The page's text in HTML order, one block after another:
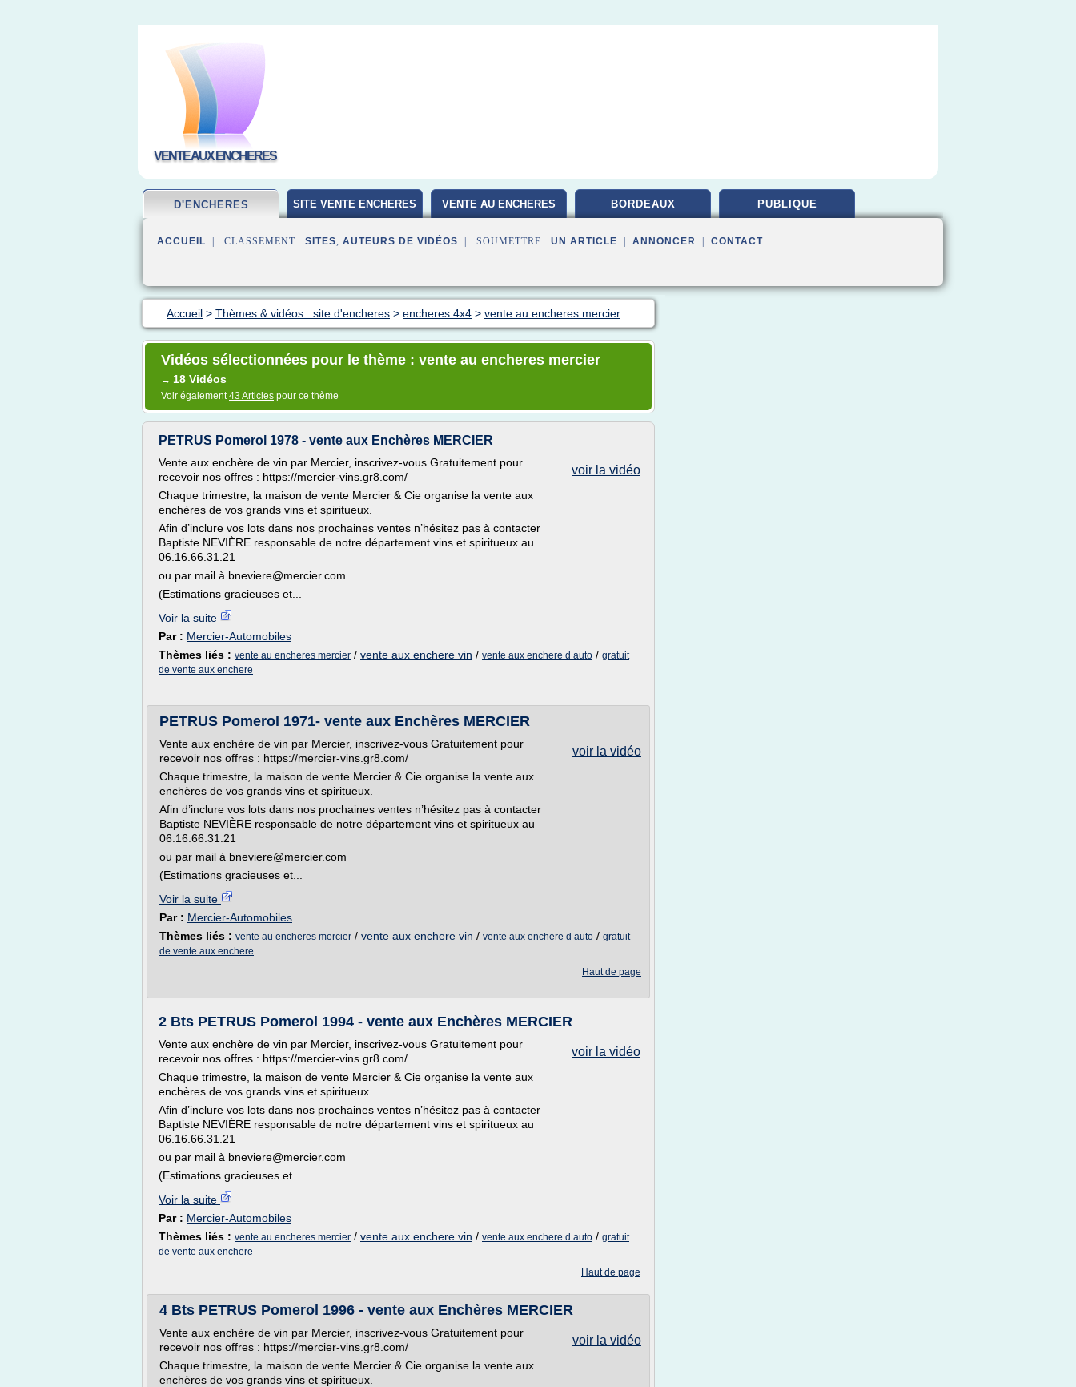
VENTE AUX ENCHERES
D'ENCHERES SITE VENTE ENCHERES VENTE AU ENCHERES BORDEAUX PUBLIQUE
ACCUEIL | CLASSEMENT : SITES, AUTEURS DE VIDÉOS | SOUMETTRE : UN ARTICLE ANNONCER CONTACT
Accueil > Thèmes & vidéos : site d'encheres > encheres 4x4 > vente au encheres mercier
Vidéos sélectionnées pour le thème : vente au encheres mercier
→ 18 Vidéos
Voir également43 Articles pour ce thème
PETRUS Pomerol 1978 - vente aux Enchères MERCIER
voir la vidéo
Vente aux enchère de vin par Mercier, inscrivez-vous Gratuitement pour
recevoir nos offres : https://mercier-vins.gr8.com/
Chaque trimestre, la maison de vente Mercier & Cie organise la vente aux
enchères de vos grands vins et spiritueux.
Afin d’inclure vos lots dans nos prochaines ventes n’hésitez pas à contacter
Baptiste NEVIÈRE responsable de notre département vins et spiritueux au
06.16.66.31.21
ou par mail à bneviere@mercier.com
(Estimations gracieuses et...
Voir la suite
Par : Mercier-Automobiles
Thèmes liés : vente au encheres mercier / vente aux enchere vin / vente aux enchere d auto / gratuit
de vente aux enchere
PETRUS Pomerol 1971- vente aux Enchères MERCIER
voir la vidéo
Vente aux enchère de vin par Mercier, inscrivez-vous Gratuitement pour
recevoir nos offres : https://mercier-vins.gr8.com/
Chaque trimestre, la maison de vente Mercier & Cie organise la vente aux
enchères de vos grands vins et spiritueux.
Afin d’inclure vos lots dans nos prochaines ventes n’hésitez pas à contacter
Baptiste NEVIÈRE responsable de notre département vins et spiritueux au
06.16.66.31.21
ou par mail à bneviere@mercier.com
(Estimations gracieuses et...
Voir la suite
Par : Mercier-Automobiles
Thèmes liés : vente au encheres mercier / vente aux enchere vin / vente aux enchere d auto / gratuit
de vente aux enchere
Haut de page
2 Bts PETRUS Pomerol 1994 - vente aux Enchères MERCIER
voir la vidéo
Vente aux enchère de vin par Mercier, inscrivez-vous Gratuitement pour
recevoir nos offres : https://mercier-vins.gr8.com/
Chaque trimestre, la maison de vente Mercier & Cie organise la vente aux
enchères de vos grands vins et spiritueux.
Afin d’inclure vos lots dans nos prochaines ventes n’hésitez pas à contacter
Baptiste NEVIÈRE responsable de notre département vins et spiritueux au
06.16.66.31.21
ou par mail à bneviere@mercier.com
(Estimations gracieuses et...
Voir la suite
Par : Mercier-Automobiles
Thèmes liés : vente au encheres mercier / vente aux enchere vin / vente aux enchere d auto / gratuit
de vente aux enchere
Haut de page
4 Bts PETRUS Pomerol 1996 - vente aux Enchères MERCIER
voir la vidéo
Vente aux enchère de vin par Mercier, inscrivez-vous Gratuitement pour
recevoir nos offres : https://mercier-vins.gr8.com/
Chaque trimestre, la maison de vente Mercier & Cie organise la vente aux
enchères de vos grands vins et spiritueux.